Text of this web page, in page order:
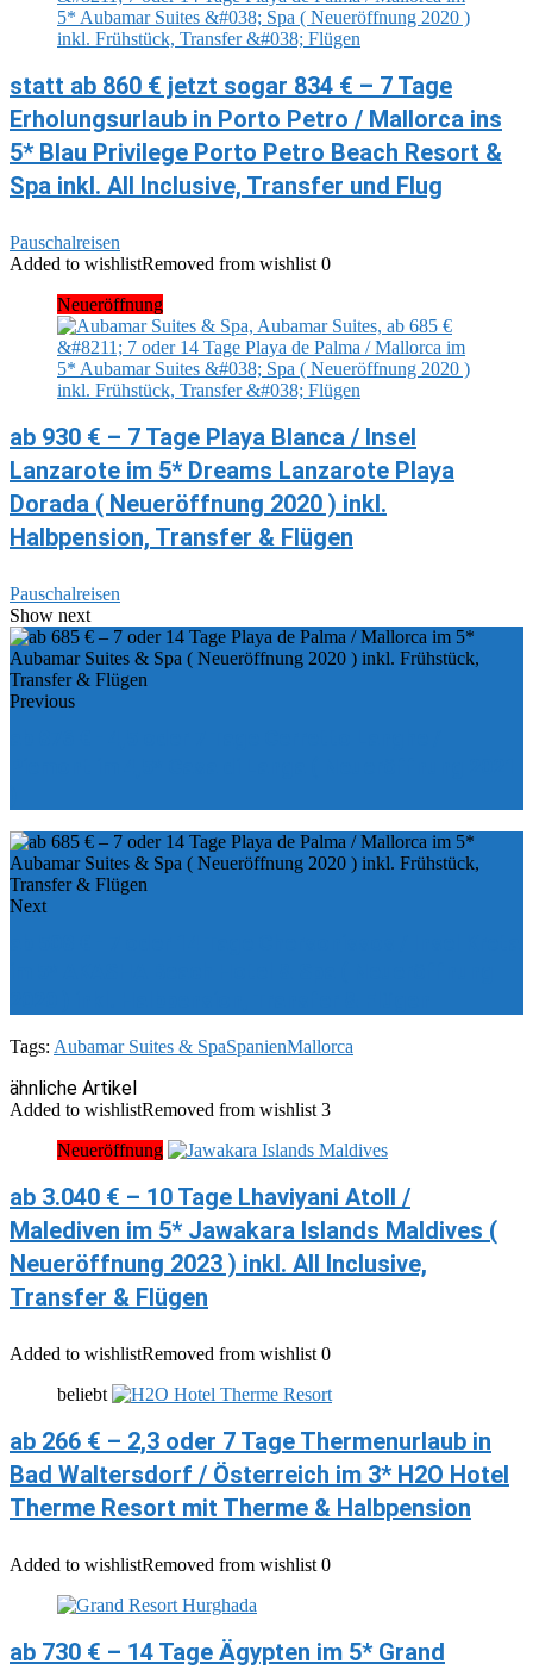
statt ab 860 € jetzt sogar 834 € – 7 Tage
Erholungsurlaub in Porto Petro / Mallorca ins
5* Blau Privilege Porto Petro Beach Resort &
Spa inkl. All Inclusive, Transfer und Flug
Pauschalreisen
Added to wishlistRemoved from wishlist 0
Neueröffnung
ab 930 € – 7 Tage Playa Blanca / Insel
Lanzarote im 5* Dreams Lanzarote Playa
Dorada ( Neueröffnung 2020 ) inkl.
Halbpension, Transfer & Flügen
Pauschalreisen
Show next
Previous
Next
Tags: Aubamar Suites & SpaSpanienMallorca
ähnliche Artikel
Added to wishlistRemoved from wishlist 3
Neueröffnung
ab 3.040 € – 10 Tage Lhaviyani Atoll /
Malediven im 5* Jawakara Islands Maldives (
Neueröffnung 2023 ) inkl. All Inclusive,
Transfer & Flügen
Added to wishlistRemoved from wishlist 0
beliebt
ab 266 € – 2,3 oder 7 Tage Thermenurlaub in
Bad Waltersdorf / Österreich im 3* H2O Hotel
Therme Resort mit Therme & Halbpension
Added to wishlistRemoved from wishlist 0
ab 730 € – 14 Tage Ägypten im 5* Grand